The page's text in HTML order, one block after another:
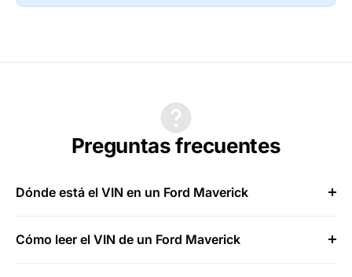
Preguntas frecuentes
Dónde está el VIN en un Ford Maverick
Cómo leer el VIN de un Ford Maverick